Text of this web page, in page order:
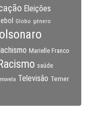
Eleições
Globo gênero
Marielle Franco
saúde
Televisão Temer